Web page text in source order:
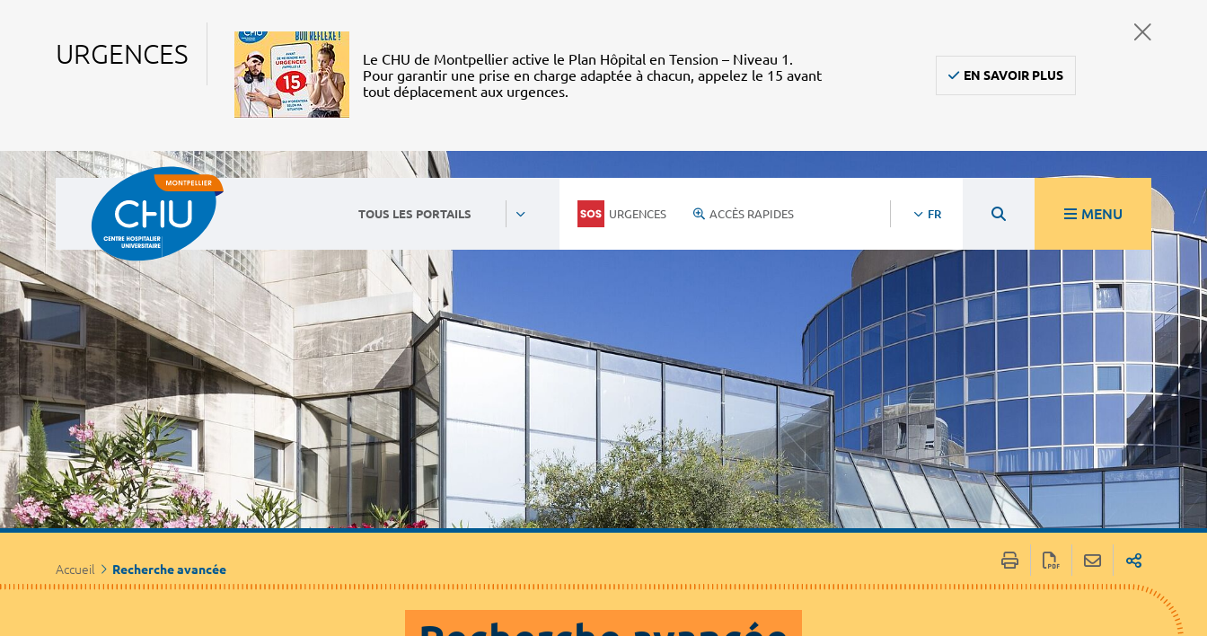
URGENCES
Le CHU de Montpellier active le Plan Hôpital en Tension – Niveau 1.
Pour garantir une prise en charge adaptée à chacun, appelez le 15 avant
tout déplacement aux urgences.
EN SAVOIR PLUS
TOUS LES PORTAILS URGENCES ACCÈS RAPIDES FR MENU
Accueil Recherche avancée